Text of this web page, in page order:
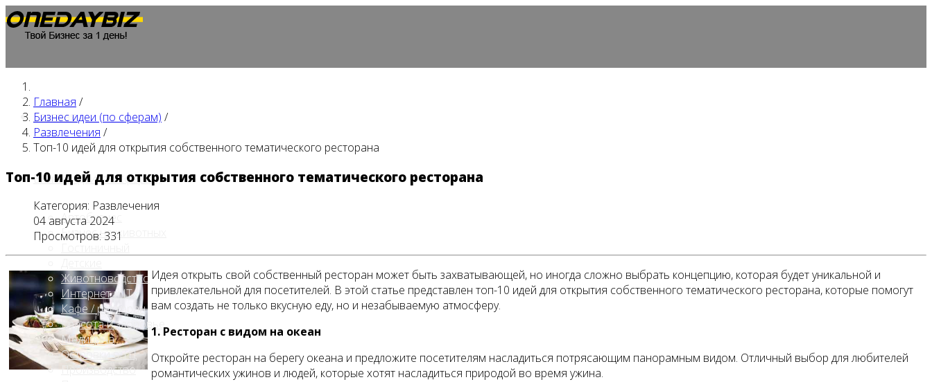
Главная
Бизнес идеи (по сферам)
Автобизнес
Бизнес на животных
Гостиничный
Животноводство
Интернет и IT
Кафе / ресторан
Красота и здоровье
Медицина
Островки в ТЦ
Производство
Главная /
Бизнес идеи (по сферам) /
Развлечения /
Топ-10 идей для открытия собственного тематического ресторана
Топ-10 идей для открытия собственного тематического ресторана
Категория: Развлечения
04 августа 2024
Просмотров: 331
Идея открыть свой собственный ресторан может быть захватывающей, но иногда сложно выбрать концепцию, которая будет уникальной и
привлекательной для посетителей. В этой статье представлен топ-10 идей для открытия собственного тематического ресторана, которые помогут
вам создать не только вкусную еду, но и незабываемую атмосферу.
1. Ресторан с видом на океан
Откройте ресторан на берегу океана и предложите посетителям насладиться потрясающим панорамным видом. Отличный выбор для любителей
романтических ужинов и людей, которые хотят насладиться природой во время ужина.